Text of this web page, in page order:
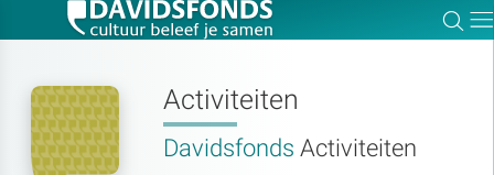
Activiteiten
Davidsfonds Activiteiten
Zoek: